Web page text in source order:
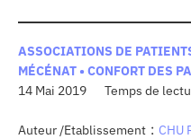
nous
des CHU
ASSOCIATIONS DE
MÉCÉNAT • CONFORT DES
14 Mai 2019
Auteur /Etablissement : CHU